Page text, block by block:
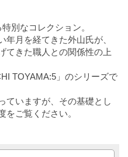
別なコレクション。
月を経てきた外山氏が、
てきた職人との関係性の上
TOYAMA:5」のシリーズで
ていますが、その基礎とし
をご覧ください。